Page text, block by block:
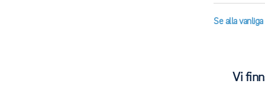
oss så
Se alla
Vi